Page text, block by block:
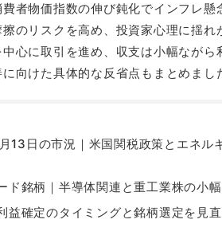
者物価指数の伸び鈍化でインフレ
のリスクを高め、投資家心理に揺
心に取引を進め、収支は小幅なが
向けた具体的な反省点もまとめまし
13日の市況｜米国関税政策とエネル
ド銘柄｜半導体関連と重工業株の小
益確定のタイミングと銘柄選定を見直